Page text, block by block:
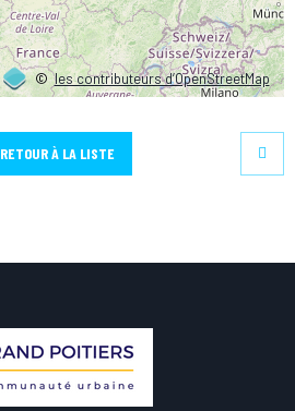
©les contributeurs d’OpenStreetMap
RETOUR À LA LISTE